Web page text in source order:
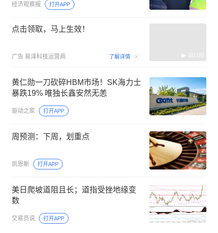
经济观察报 打开APP
点击领取，马上生效！
广告 易泽科技运营商 了解详情 00:09
黄仁勋一刀砍碎HBM市场！SK海力士
暴跌19% 唯独长鑫安然无恙
驱动之家 打开APP
周预测：下周，划重点
凯恩斯 打开APP
美日爬坡道阻且长；道指受挫地缘变
数
交易员说 打开APP